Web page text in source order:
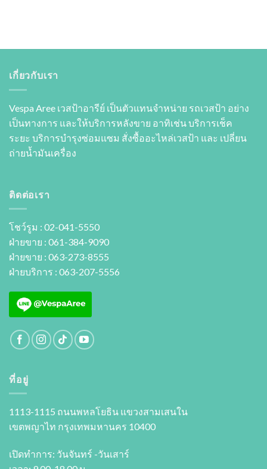
เกี่ยวกับเรา
Vespa Aree เวสป้าอารีย์ เป็นตัวแทนจำหน่าย รถเวสป้า อย่าง
เป็นทางการ และให้บริการหลังขาย อาทิเช่น บริการเช็ค
ระยะ บริการบำรุงซ่อมแซม สั่งซื้ออะไหล่เวสป้า และ เปลี่ยน
ถ่ายนํ้ามันเครื่อง
ติดต่อเรา
โชว์รูม : 02-041-5550
ฝ่ายขาย : 061-384-9090
ฝ่ายขาย : 063-273-8555
ฝ่ายบริการ : 063-207-5556
ที่อยู่
1113-1115 ถนนพหลโยธิน แขวงสามเสนใน
เขตพญาไท กรุงเทพมหานคร 10400
เปิดทำการ: วันจันทร์ -วันเสาร์